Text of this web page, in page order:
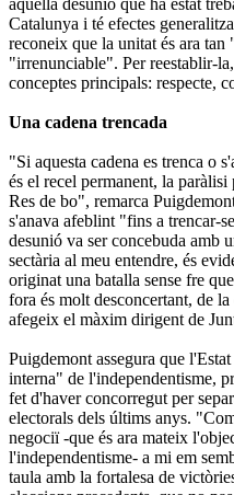
Catalunya i té efectes
reconeix que la unitat és ara
"irrenunciable". Per reestablir-
conceptes principals: respecte,
Una cadena trencada
"Si aquesta cadena es trenca o
és el recel permanent, la
Res de bo", remarca
s'anava afeblint "fins a trencar-
desunió va ser concebuda amb
sectària al meu entendre, és
originat una batalla sense fre
fora és molt desconcertant, de
afegeix el màxim dirigent de
Puigdemont assegura que
interna" de l'independentisme,
fet d'haver concorregut per
electorals dels últims anys.
negociï -que és ara mateix
l'independentisme- a mi em
taula amb la fortalesa de